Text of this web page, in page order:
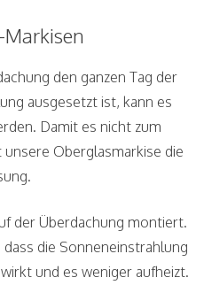
den ganzen Tag der
ausgesetzt ist, kann es
Damit es nicht zum
Oberglasmarkise die
der Überdachung montiert.
die Sonneneinstrahlung
und es weniger aufheizt.